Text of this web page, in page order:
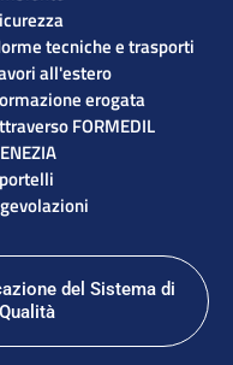
tecniche e trasporti
all'estero
erogata
FORMEDIL
del Sistema di